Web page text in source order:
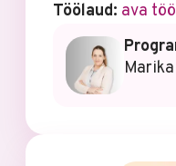
Töölaud: ava